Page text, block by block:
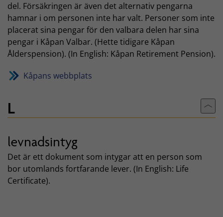
del. Försäkringen är även det alternativ pengarna
hamnar i om personen inte har valt. Personer som inte
placerat sina pengar för den valbara delen har sina
pengar i Kåpan Valbar. (Hette tidigare Kåpan
Ålderspension). (In English: Kåpan Retirement Pension).
Kåpans webbplats
L Till
levnadsintyg
Det är ett dokument som intygar att en person som
bor utomlands fortfarande lever. (In English: Life
Certificate).